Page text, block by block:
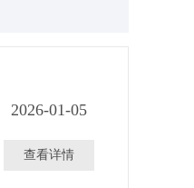
2026-01-05
查看详情